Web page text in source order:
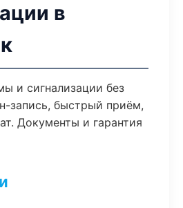
в
и сигнализации без
запись, быстрый приём,
Документы и гарантия